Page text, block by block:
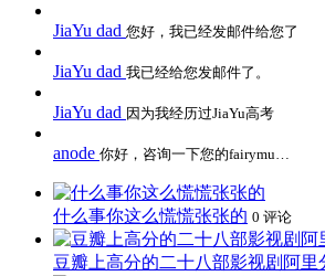
JiaYu dad 您好，我已经发邮件给您了
JiaYu dad 我已经给您发邮件了。
JiaYu dad 因为我经历过JiaYu高考
anode 你好，咨询一下您的fairymu…
什么事你这么慌慌张张的 0 评论
豆瓣上高分的二十八部影视剧阿里